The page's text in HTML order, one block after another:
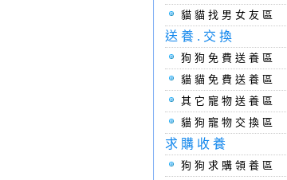
貓貓找男女友區
送養.交換
狗狗免費送養區
貓貓免費送養區
其它寵物送養區
貓狗寵物交換區
求購收養
狗狗求購領養區